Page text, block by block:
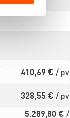
410,69 € / pv
328,55 € / pv
5.289,80 € /